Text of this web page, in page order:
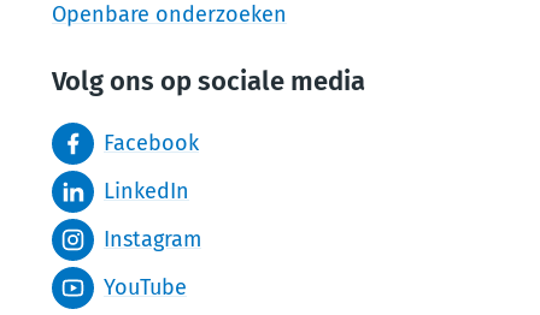
Openbare onderzoeken
Volg ons op sociale media
Facebook
LinkedIn
Instagram
YouTube